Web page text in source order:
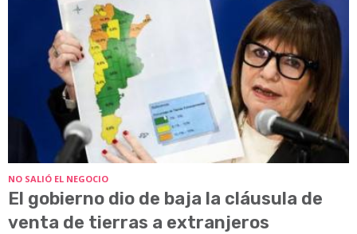
NO SALIÓ EL NEGOCIO
El gobierno dio de baja la cláusula de
venta de tierras a extranjeros